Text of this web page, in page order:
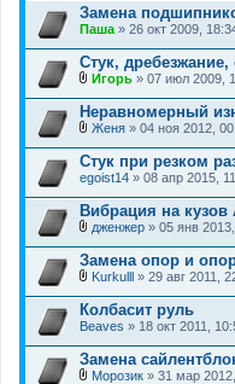
н
и
л
о
ж
е
н
и
Замена
Паша » 26 окт 2009,
Стук,
л
о
ж
е
н
и
Игорь » 07 июл 2009,
Неравномерный
л
о
ж
е
н
и
Женя » 04 ноя 2012,
Стук при резком
egoist14 » 08 апр 2015,
Вибрация на кузов
В
л
о
ж
е
н
и
дженжер » 05 янв
Замена опор и
л
о
ж
е
н
и
Kurkulll » 29 авг 2011,
Колбасит руль
Beaves » 18 окт 2011,
Замена
Морозик » 31 мар